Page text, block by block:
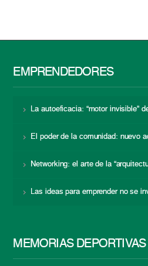
EMPRENDEDORES
La autoeficacia: “motor invisible”
El poder de la comunidad: nuevo
Networking: el arte de la
Las ideas para emprender no se
MEMORIAS DEPORTIVAS